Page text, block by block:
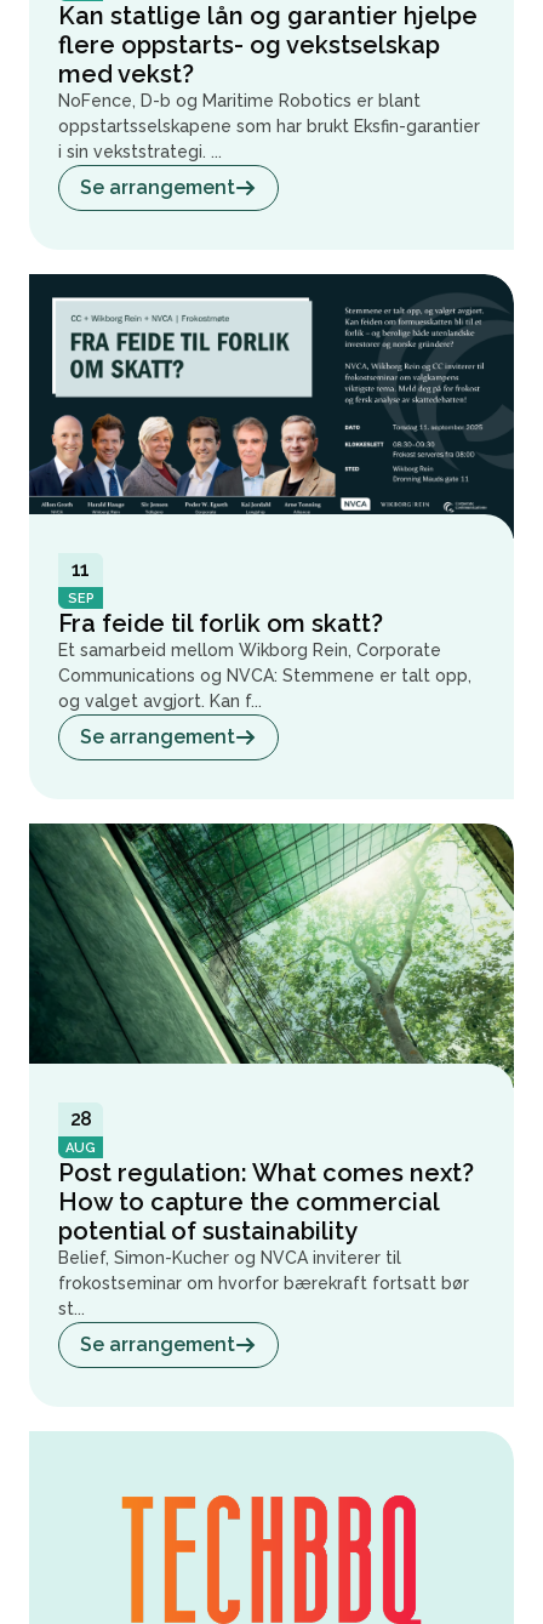
Kan statlige lån og garantier hjelpe
flere oppstarts- og vekstselskap
med vekst?
NoFence, D-b og Maritime Robotics er blant
oppstartsselskapene som har brukt Eksfin-garantier
i sin vekststrategi. ...
Se arrangement
11
SEP
Fra feide til forlik om skatt?
Et samarbeid mellom Wikborg Rein, Corporate
Communications og NVCA: Stemmene er talt opp,
og valget avgjort. Kan f...
Se arrangement
28
AUG
Post regulation: What comes next?
How to capture the commercial
potential of sustainability
Belief, Simon-Kucher og NVCA inviterer til
frokostseminar om hvorfor bærekraft fortsatt bør
st...
Se arrangement